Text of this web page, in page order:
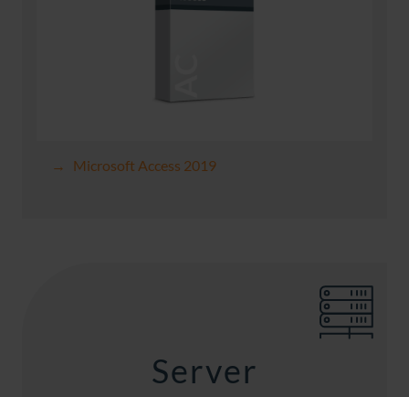
Microsoft Access 2019
Server